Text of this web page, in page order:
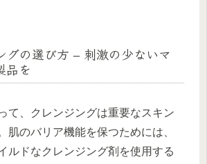
グの選び方 – 刺激の少ないマ
品を
て、クレンジングは重要なスキン
肌のバリア機能を保つためには、
ルドなクレンジング剤を使用する